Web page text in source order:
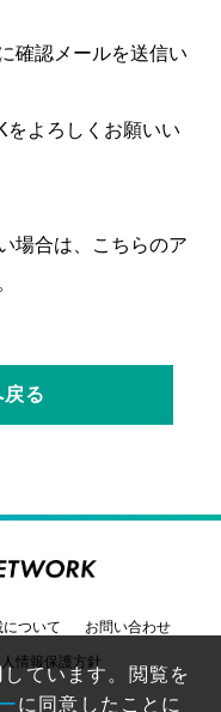
確認メールを送信い
よろしくお願いい
場合は、こちらのア
戻る
について お問い合わせ
情報保護方針
ています。閲覧を
に同意したことに